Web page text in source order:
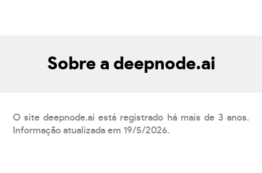
Sobre a deepnode.ai
O site deepnode.ai está registrado há mais de 3 anos.
Informação atualizada em 19/5/2026.